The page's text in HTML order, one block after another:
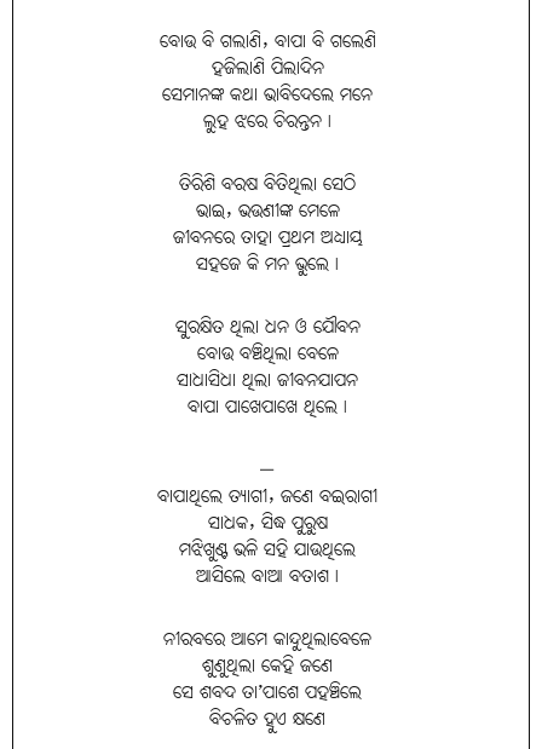
ବୋଉ ବି ଗଲାଣି, ବାପା ବି ଗଲେଣି
ହଜିଲାଣି ପିଲାଦିନ
ସେମାନଙ୍କ କଥା ଭାବିଦେଲେ ମନେ
ଲୁହ ଝରେ ଚିରନ୍ତନ।
ତିରିଶି ବରଷ ବିତିଥିଲା ସେଠି
ଭାଇ, ଭଉଣୀଙ୍କ ମେଳେ
ଜୀବନରେ ତାହା ପ୍ରଥମ ଅଧ୍ୟାୟ
ସହଜେ କି ମନ ଭୁଲେ।
ସୁରକ୍ଷିତ ଥିଲା ଧନ ଓ ଯୌବନ
ବୋଉ ବଞ୍ଚିଥିଲା ବେଳେ
ସାଧାସିଧା ଥିଲା ଜୀବନଯାପନ
ବାପା ପାଖେପାଖେ ଥିଲେ।
—
ବାପାଥିଲେ ତ୍ୟାଗୀ, ଜଣେ ବଇରାଗୀ
ସାଧକ, ସିଦ୍ଧ ପୁରୁଷ
ମଝିଖୁଣ୍ଟ ଭଳି ସହି ଯାଉଥିଲେ
ଆସିଲେ ବାଆ ବତାଶ୤
ନୀରବରେ ଆମେ କାନ୍ଦୁଥିଲାବେଳେ
ଶୁଣୁଥିଲା କେହି ଜଣେ
ସେ ଶବଦ ତା’ପାଶେ ପହଞ୍ଚିଲେ
ବିଚଳିତ ହୁଏ କ୍ଷଣେ